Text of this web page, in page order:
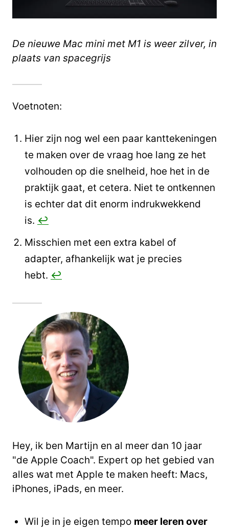
De nieuwe Mac mini met M1 is weer zilver, in
plaats van spacegrijs
Voetnoten:
Hier zijn nog wel een paar kanttekeningen
te maken over de vraag hoe lang ze het
volhouden op die snelheid, hoe het in de
praktijk gaat, et cetera. Niet te ontkennen
is echter dat dit enorm indrukwekkend
is. ↩︎
Misschien met een extra kabel of
adapter, afhankelijk wat je precies
hebt. ↩︎
Hey, ik ben Martijn en al meer dan 10 jaar
"de Apple Coach". Expert op het gebied van
alles wat met Apple te maken heeft: Macs,
iPhones, iPads, en meer.
Wil je in je eigen tempo meer leren over